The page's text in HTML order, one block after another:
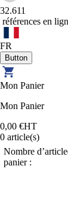
32.611
références en
FR
Mon Panier
Mon Panier
0,00 €HT
0 article(s)
Nombre
panier :